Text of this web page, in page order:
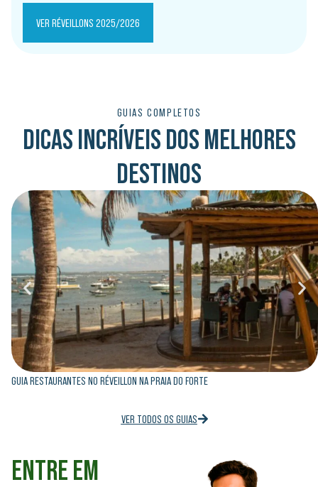
VER RÉVEILLONS 2025/2026
GUIA RESTAURANTES NO RÉVEILLON NA PRAIA DO FORTE
VER TODOS OS GUIAS
GUIAS COMPLETOS
DICAS INCRÍVEIS DOS MELHORES
DESTINOS
ENTRE EM